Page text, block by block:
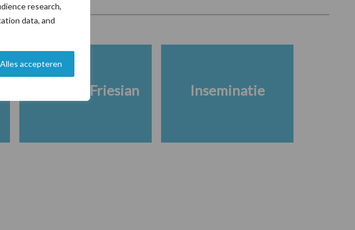
research,
data, and
Alles accepteren
Holstein-Friesian Inseminatie